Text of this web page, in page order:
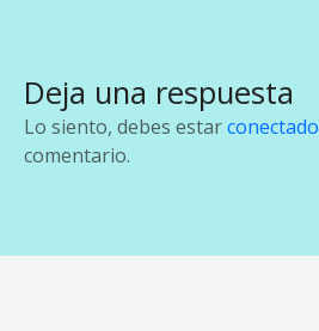
g
a
i
Deja una respuesta
Lo siento, debes estarconectado
comentario.